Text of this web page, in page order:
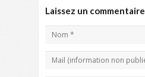
Laissez un commentaire